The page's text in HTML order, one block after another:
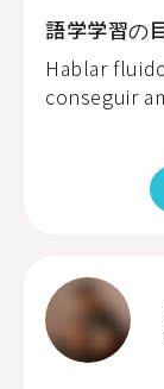
語学学習の
Hablar
conseguir